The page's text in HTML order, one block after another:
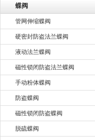
蝶阀
管网伸缩蝶阀
硬密封防盗法兰蝶阀
液动法兰蝶阀
磁性锁闭防盗法兰蝶阀
手动粉体蝶阀
防盗蝶阀
磁性锁闭防盗蝶阀
脱硫蝶阀